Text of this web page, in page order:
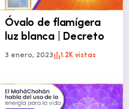
Óvalo de flamígera
luz blanca | Decreto
3 enero, 2023 1.2K vistas